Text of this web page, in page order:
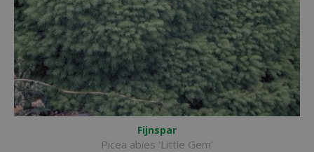
Fijnspar
Picea abies 'Little Gem'